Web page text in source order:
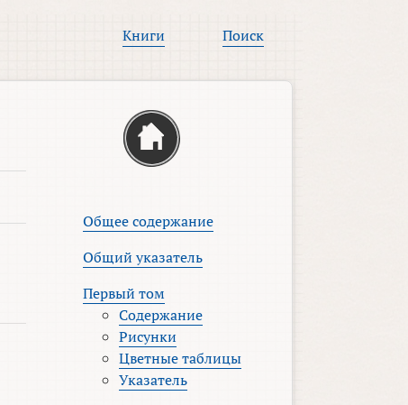
Книги Поиск
Общее содержание
Общий указатель
Первый том
Содержание
Рисунки
Цветные таблицы
Указатель